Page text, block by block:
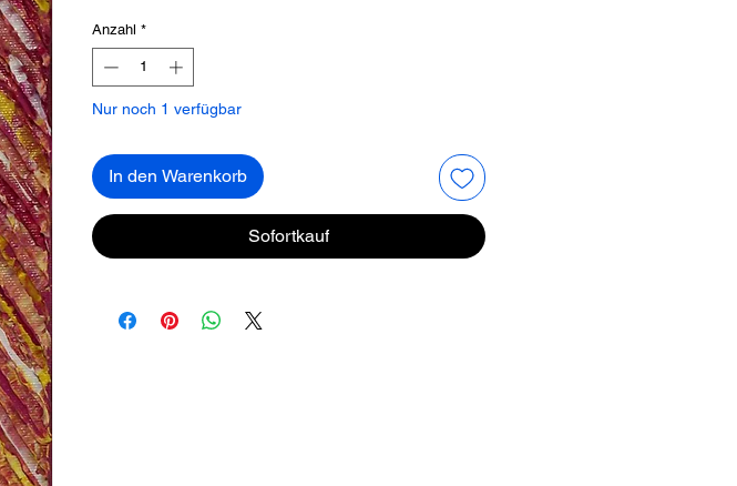
Anzahl *
Nur noch 1 verfügbar
In den Warenkorb
Sofortkauf